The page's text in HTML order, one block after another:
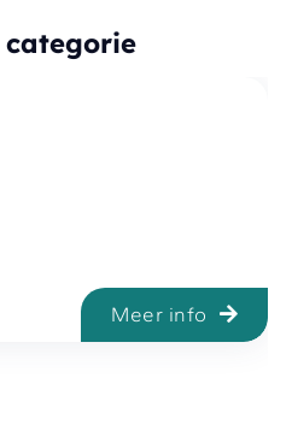
Meer info